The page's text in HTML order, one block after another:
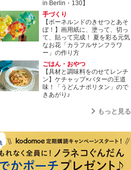
in Berlin・130】
手づくり
【ボーネルンドのきせつとあそ
ぼ！】画用紙に、塗って、切っ
て、貼って完成！ 夏を彩る元気
なお花「カラフルサンフラワ
ー」の作り方
ごはん・おやつ
【具材と調味料をのせてレンチ
ン】ケチャップ×バターの王道
味！「うどんナポリタン」ので
きあがり♪
もっと見る